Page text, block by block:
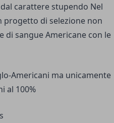
carattere stupendo Nel
progetto di selezione non
di sangue Americane con le
Americani ma unicamente
al 100%